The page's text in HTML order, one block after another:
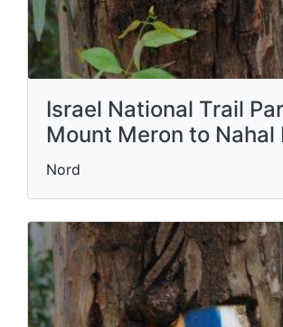
Israel National Trail
Mount Meron to Nahal
Nord